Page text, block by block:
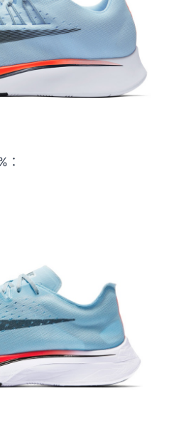
：